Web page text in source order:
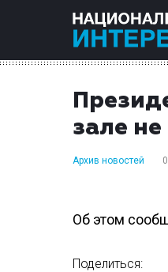
зале
Архив новостей
Об этом
Поделиться: